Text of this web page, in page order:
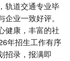
轨道交通专业毕
业一致好评。
康，丰富的社
年招生工作有序
招录，报满即